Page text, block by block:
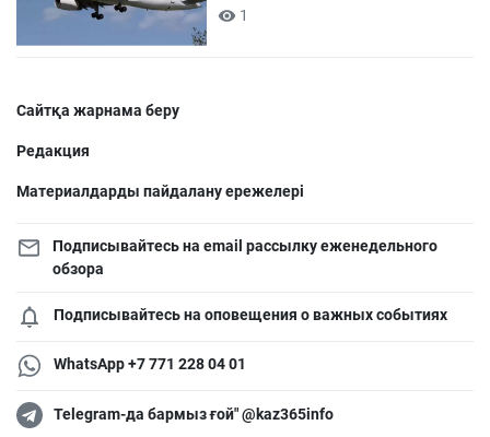
1
Сайтқа жарнама беру
Редакция
Материалдарды пайдалану ережелері
Подписывайтесь на email рассылку еженедельного
обзора
Подписывайтесь на оповещения о важных событиях
WhatsApp +7 771 228 04 01
Telegram-да бармыз ғой" @kaz365info